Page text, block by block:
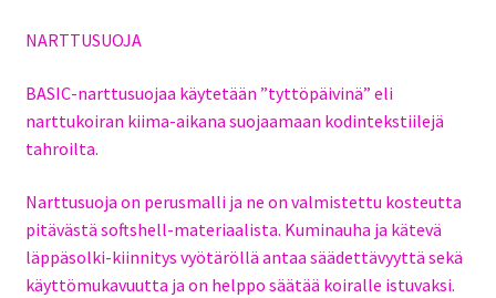
NARTTUSUOJA
BASIC-narttusuojaa käytetään ”tyttöpäivinä” eli
narttukoiran kiima-aikana suojaamaan kodintekstiilejä
tahroilta.
Narttusuoja on perusmalli ja ne on valmistettu kosteutta
pitävästä softshell-materiaalista. Kuminauha ja kätevä
läppäsolki-kiinnitys vyötäröllä antaa säädettävyyttä sekä
käyttömukavuutta ja on helppo säätää koiralle istuvaksi.